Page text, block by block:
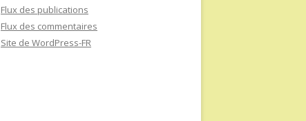
Flux des publications
Flux des commentaires
Site de WordPress-FR